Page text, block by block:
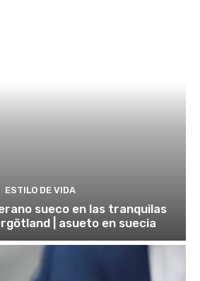
ESTILO DE VIDA
sueco en las tranquilas
| asueto en suecia